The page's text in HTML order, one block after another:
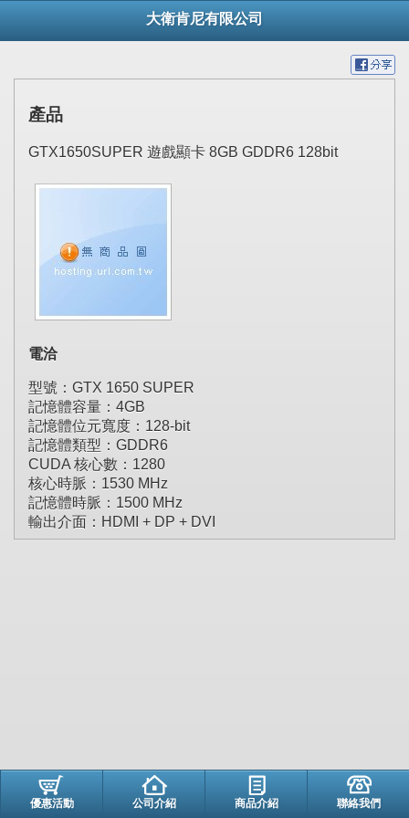
大衛肯尼有限公司
產品
GTX1650SUPER 遊戲顯卡 8GB GDDR6 128bit
電洽
型號：GTX 1650 SUPER
記憶體容量：4GB
記憶體位元寬度：128-bit
記憶體類型：GDDR6
CUDA 核心數：1280
核心時脈：1530 MHz
記憶體時脈：1500 MHz
輸出介面：HDMI + DP + DVI
優惠活動 公司介紹 商品介紹 聯絡我們